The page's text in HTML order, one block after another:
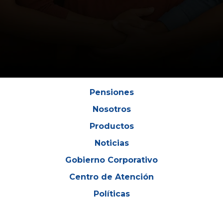
Pensiones
Nosotros
Productos
Noticias
Gobierno Corporativo
Centro de Atención
Políticas